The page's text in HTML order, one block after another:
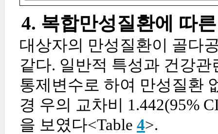
4. 복합만성질환에 따
대상자의 만성질환이 골다
같다. 일반적 특성과 건강
통제변수로 하여 만성질환
경 우의 교차비 1.442(95%
을 보였다<Table 4>.